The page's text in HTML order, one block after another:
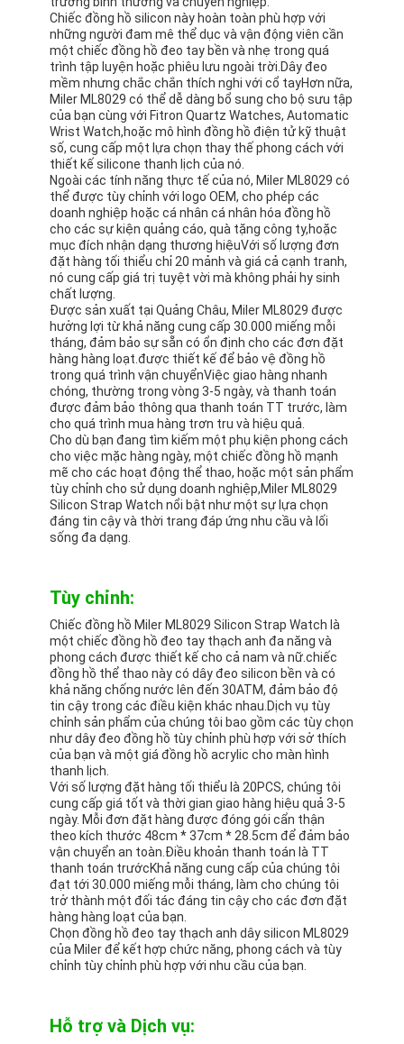
Chiếc đồng hồ silicon này hoàn toàn phù hợp với
những người đam mê thể dục và vận động viên cần
một chiếc đồng hồ đeo tay bền và nhẹ trong quá
trình tập luyện hoặc phiêu lưu ngoài trời.Dây đeo
mềm nhưng chắc chắn thích nghi với cổ tayHơn nữa,
Miler ML8029 có thể dễ dàng bổ sung cho bộ sưu tập
của bạn cùng với Fitron Quartz Watches, Automatic
Wrist Watch,hoặc mô hình đồng hồ điện tử kỹ thuật
số, cung cấp một lựa chọn thay thế phong cách với
thiết kế silicone thanh lịch của nó.
Ngoài các tính năng thực tế của nó, Miler ML8029 có
thể được tùy chỉnh với logo OEM, cho phép các
doanh nghiệp hoặc cá nhân cá nhân hóa đồng hồ
cho các sự kiện quảng cáo, quà tặng công ty,hoặc
mục đích nhận dạng thương hiệuVới số lượng đơn
đặt hàng tối thiểu chỉ 20 mảnh và giá cả cạnh tranh,
nó cung cấp giá trị tuyệt vời mà không phải hy sinh
chất lượng.
Được sản xuất tại Quảng Châu, Miler ML8029 được
hưởng lợi từ khả năng cung cấp 30.000 miếng mỗi
tháng, đảm bảo sự sẵn có ổn định cho các đơn đặt
hàng hàng loạt.được thiết kế để bảo vệ đồng hồ
trong quá trình vận chuyểnViệc giao hàng nhanh
chóng, thường trong vòng 3-5 ngày, và thanh toán
được đảm bảo thông qua thanh toán TT trước, làm
cho quá trình mua hàng trơn tru và hiệu quả.
Cho dù bạn đang tìm kiếm một phụ kiện phong cách
cho việc mặc hàng ngày, một chiếc đồng hồ mạnh
mẽ cho các hoạt động thể thao, hoặc một sản phẩm
tùy chỉnh cho sử dụng doanh nghiệp,Miler ML8029
Silicon Strap Watch nổi bật như một sự lựa chọn
đáng tin cậy và thời trang đáp ứng nhu cầu và lối
sống đa dạng.
Tùy chỉnh:
Chiếc đồng hồ Miler ML8029 Silicon Strap Watch là
một chiếc đồng hồ đeo tay thạch anh đa năng và
phong cách được thiết kế cho cả nam và nữ.chiếc
đồng hồ thể thao này có dây đeo silicon bền và có
khả năng chống nước lên đến 30ATM, đảm bảo độ
tin cậy trong các điều kiện khác nhau.Dịch vụ tùy
chỉnh sản phẩm của chúng tôi bao gồm các tùy chọn
như dây đeo đồng hồ tùy chỉnh phù hợp với sở thích
của bạn và một giá đồng hồ acrylic cho màn hình
thanh lịch.
Với số lượng đặt hàng tối thiểu là 20PCS, chúng tôi
cung cấp giá tốt và thời gian giao hàng hiệu quả 3-5
ngày. Mỗi đơn đặt hàng được đóng gói cẩn thận
theo kích thước 48cm * 37cm * 28.5cm để đảm bảo
vận chuyển an toàn.Điều khoản thanh toán là TT
thanh toán trướcKhả năng cung cấp của chúng tôi
đạt tới 30.000 miếng mỗi tháng, làm cho chúng tôi
trở thành một đối tác đáng tin cậy cho các đơn đặt
hàng hàng loạt của bạn.
Chọn đồng hồ đeo tay thạch anh dây silicon ML8029
của Miler để kết hợp chức năng, phong cách và tùy
chỉnh tùy chỉnh phù hợp với nhu cầu của bạn.
Hỗ trợ và Dịch vụ: